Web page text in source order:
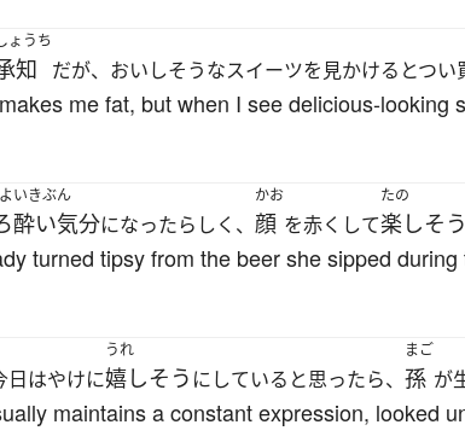
ょうち
知 だが、おいしそうなスイーツを見かけるとつい
me fat, but when I see delicious-looking
いきぶん
酔い気分になったらしく、
かお
顔 を赤くして
たの
楽しそ
turned tipsy from the beer she sipped
日はやけに
うれ
嬉しそう にしていると思ったら、
まご
孫 が
maintains a constant expression, looked